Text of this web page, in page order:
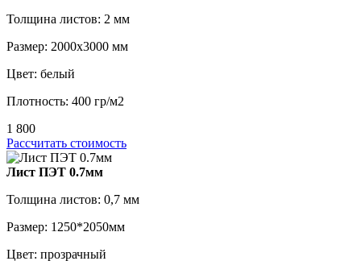
Толщина листов: 2 мм
Размер: 2000х3000 мм
Цвет: белый
Плотность: 400 гр/м2
1 800
Рассчитать стоимость
Лист ПЭТ 0.7мм
Толщина листов: 0,7 мм
Размер: 1250*2050мм
Цвет: прозрачный